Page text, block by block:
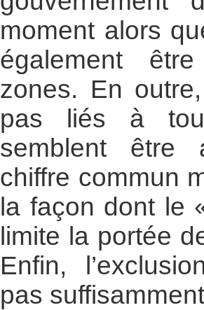
moment alors
également
zones. En
pas liés à
semblent être
chiffre commun
la façon dont le
limite la portée
Enfin,
pas